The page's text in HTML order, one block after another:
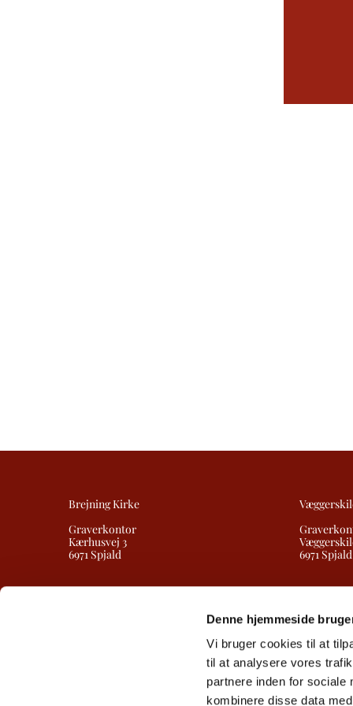
Denne hjemmeside
Vi bruger cookies til at
til at analysere vores
partnere inden for sociale
kombinere disse data
Brejning Kirke
Graverkontor
Kærhusvej 3
6971 Spjald
6971 Spjald